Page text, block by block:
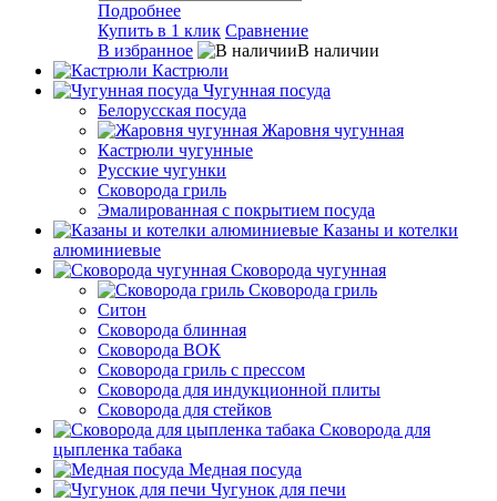
Подробнее
Купить в 1 клик Сравнение
В избранное
В наличии
Кастрюли
Чугунная посуда
Белорусская посуда
Жаровня чугунная
Кастрюли чугунные
Русские чугунки
Сковорода гриль
Эмалированная с покрытием посуда
Казаны и котелки
алюминиевые
Сковорода чугунная
Сковорода гриль
Ситон
Сковорода блинная
Сковорода ВОК
Сковорода гриль с прессом
Сковорода для индукционной плиты
Сковорода для стейков
Сковорода для
цыпленка табака
Медная посуда
Чугунок для печи